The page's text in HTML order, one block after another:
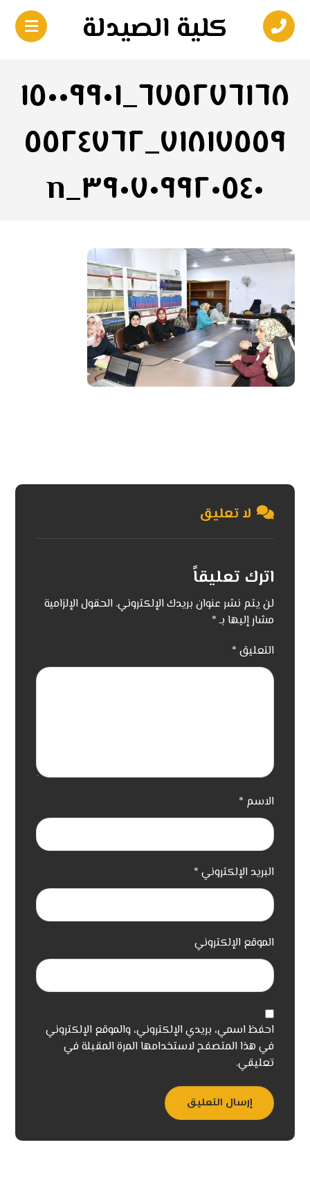
كلية الصيدلة
٦٧٥٢٧٦١٦٨_١٥٠٠٩٩٠١
٧١٨١٧٥٥٩_٥٥٢٤٧٦٢
٣٩٠٧٠٩٩٢٠٥٤٠_n
لا تعليق
اترك تعليقاً
لن يتم نشر عنوان بريدك الإلكتروني. الحقول الإلزامية
مشار إليها بـ*
التعليق *
الاسم *
البريد الإلكتروني *
الموقع الإلكتروني
احفظ اسمي، بريدي الإلكتروني، والموقع الإلكتروني
في هذا المتصفح لاستخدامها المرة المقبلة في
تعليقي.
إرسال التعليق